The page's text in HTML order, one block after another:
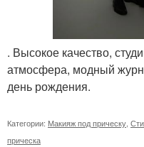
. Высокое качество,
атмосфера, модный
день рождения.
Категории: Макияж под прическу,
прическа